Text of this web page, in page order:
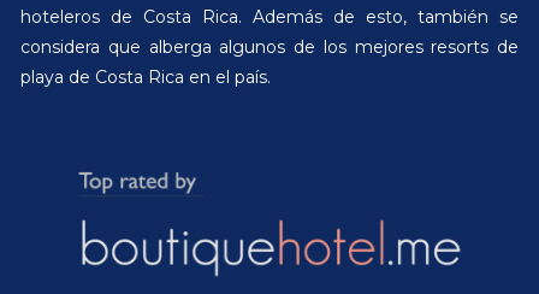
hoteleros de Costa Rica. Además de esto, también se
considera que alberga algunos de los mejores resorts de
playa de Costa Rica en el país.